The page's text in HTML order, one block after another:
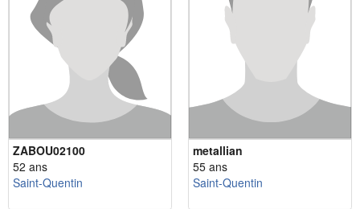
ZABOU02100
52 ans
Saint-Quentin
metallian
55 ans
Saint-Quentin